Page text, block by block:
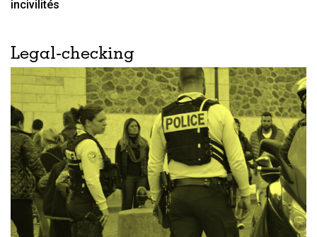
incivilités
Legal-checking